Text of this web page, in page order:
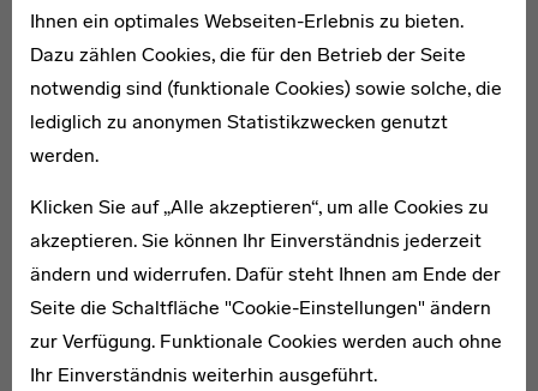
Ihnen ein optimales Webseiten-Erlebnis zu bieten.
Dazu zählen Cookies, die für den Betrieb der Seite
notwendig sind (funktionale Cookies) sowie solche, die
lediglich zu anonymen Statistikzwecken genutzt
werden.
Klicken Sie auf „Alle akzeptieren“, um alle Cookies zu
akzeptieren. Sie können Ihr Einverständnis jederzeit
ändern und widerrufen. Dafür steht Ihnen am Ende der
Seite die Schaltfläche "Cookie-Einstellungen" ändern
zur Verfügung. Funktionale Cookies werden auch ohne
Ihr Einverständnis weiterhin ausgeführt.
Hanni Ganzer
1893–1979
Charlotte Grunert